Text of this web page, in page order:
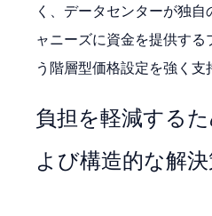
く、データセンターが独
ャニーズに資金を提供す
う階層型価格設定を強く支
負担を軽減する
よび構造的な解